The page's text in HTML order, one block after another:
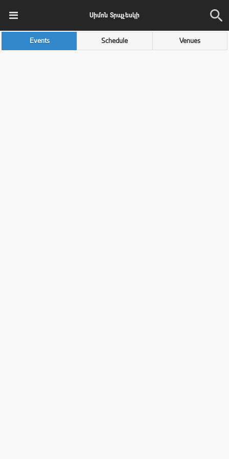
Սիմոն Տրպչեսկի
Events Schedule Venues